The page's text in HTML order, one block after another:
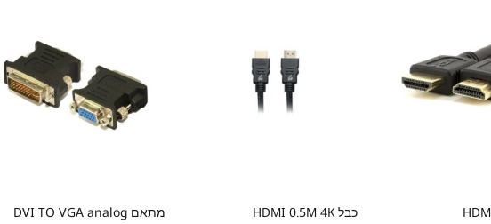
כבל HDMI 0.5M 4K מתאם DVI TO VGA analog